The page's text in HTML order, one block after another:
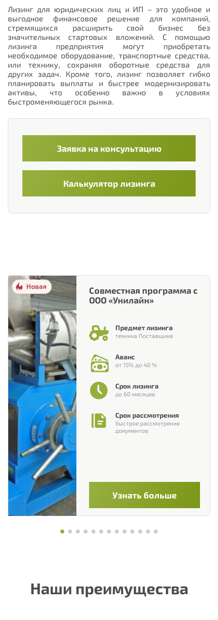
Лизинг для юридических лиц и ИП – это удобное и
выгодное финансовое решение для компаний,
стремящихся расширить свой бизнес без
значительных стартовых вложений. С помощью
лизинга предприятия могут приобретать
необходимое оборудование, транспортные средства,
или технику, сохраняя оборотные средства для
других задач. Кроме того, лизинг позволяет гибко
планировать выплаты и быстрее модернизировать
активы, что особенно важно в условиях
быстроменяющегося рынка.
Заявка на консультацию
Калькулятор лизинга
Новая
Совместная программа с
ООО «Унилайн»
Предмет лизинга
техника Поставщика
Аванс
от 15% до 40 %
Срок лизинга
до 60 месяцев
Срок рассмотрения
быстрое рассмотрение
документов
Узнать больше
Наши преимущества
Лизинг для физических лиц
Лизинг для юридических лиц
Лизинг по государственным программам
Механизмы поддержки экспорта
Номер телефона
+375
+375